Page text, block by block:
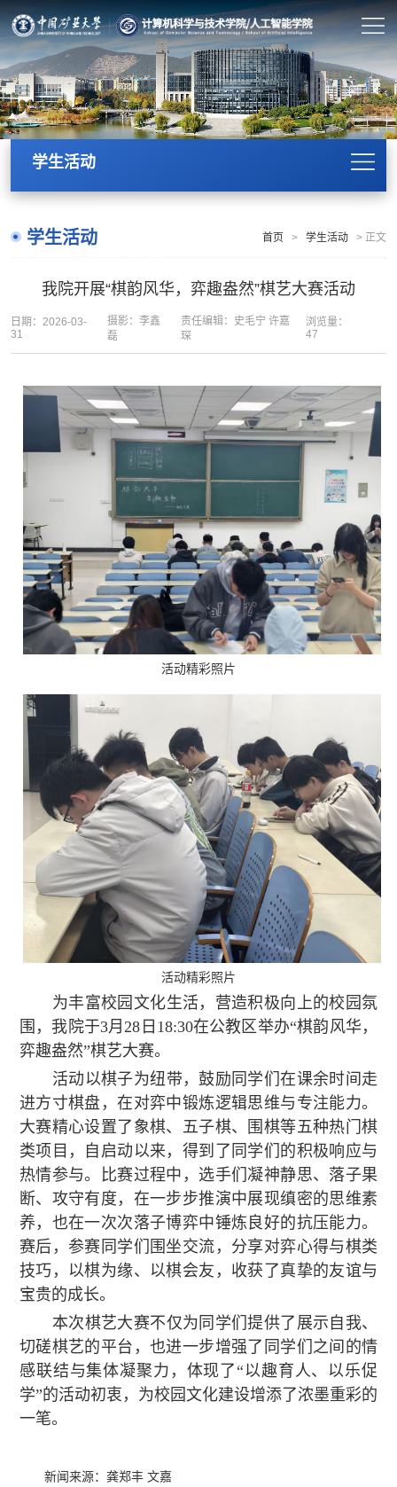
学生活动
学生活动 首页 > 学生活动 >正文
我院开展“棋韵风华，弈趣盎然”棋艺大赛活动
日期：2026-03-
31
摄影：李鑫
磊
责任编辑：史毛宁 许嘉
琛
浏览量：
47
活动精彩照片
活动精彩照片
为丰富校园文化生活，营造积极向上的校园氛
围，我院于3月28日18:30在公教区举办“棋韵风华，
弈趣盎然”棋艺大赛。
活动以棋子为纽带，鼓励同学们在课余时间走
进方寸棋盘，在对弈中锻炼逻辑思维与专注能力。
大赛精心设置了象棋、五子棋、围棋等五种热门棋
类项目，自启动以来，得到了同学们的积极响应与
热情参与。比赛过程中，选手们凝神静思、落子果
断、攻守有度，在一步步推演中展现缜密的思维素
养，也在一次次落子博弈中锤炼良好的抗压能力。
赛后，参赛同学们围坐交流，分享对弈心得与棋类
技巧，以棋为缘、以棋会友，收获了真挚的友谊与
宝贵的成长。
本次棋艺大赛不仅为同学们提供了展示自我、
切磋棋艺的平台，也进一步增强了同学们之间的情
感联结与集体凝聚力，体现了“以趣育人、以乐促
学”的活动初衷，为校园文化建设增添了浓墨重彩的
一笔。
新闻来源：龚郑丰 文嘉